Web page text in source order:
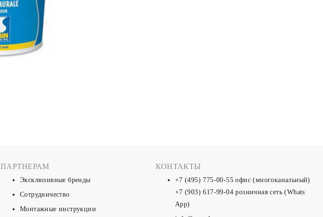
ПАРТНЕРАМ
Эксклюзивные бренды
Сотрудничество
Монтажные инструкции
КОНТАКТЫ
+7 (495) 775-00-55 офис (многоканальный)
+7 (903) 617-99-04 розничная сеть (Whats
App)